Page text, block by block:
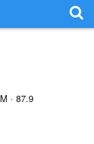
· 87.9